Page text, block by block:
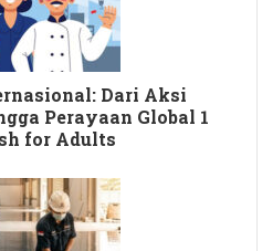
Dari Aksi
Perayaan Global 1
for Adults